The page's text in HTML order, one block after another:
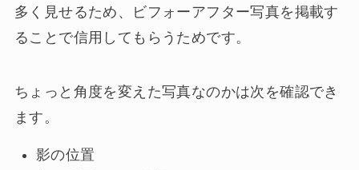
多く見せるため、ビフォーアフター写真を掲載す
ることで信用してもらうためです。
ちょっと角度を変えた写真なのかは次を確認でき
ます。
影の位置